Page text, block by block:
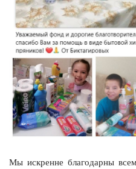
Мы искренне благодарны